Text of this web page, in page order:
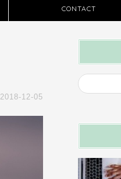
CONTACT
2018-12-05